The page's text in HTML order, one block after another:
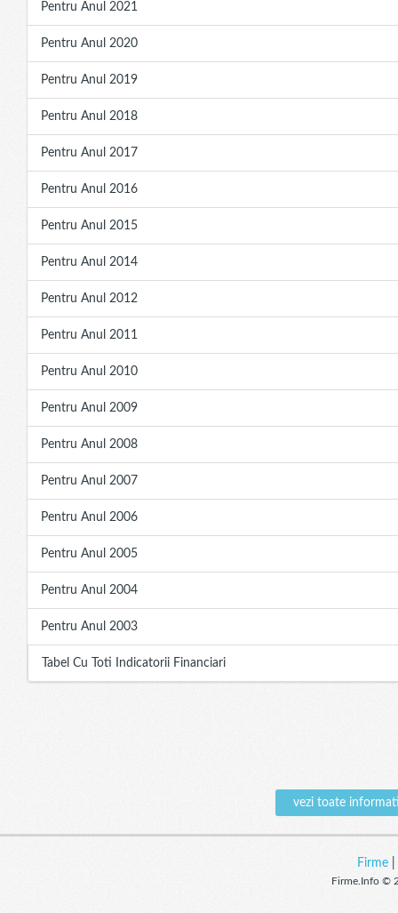
Pentru Anul 2021
Pentru Anul 2020
Pentru Anul 2019
Pentru Anul 2018
Pentru Anul 2017
Pentru Anul 2016
Pentru Anul 2015
Pentru Anul 2014
Pentru Anul 2012
Pentru Anul 2011
Pentru Anul 2010
Pentru Anul 2009
Pentru Anul 2008
Pentru Anul 2007
Pentru Anul 2006
Pentru Anul 2005
Pentru Anul 2004
Pentru Anul 2003
Tabel Cu Toti Indicatorii Financiari
vezi toate
Firme|
Firme.Info ©